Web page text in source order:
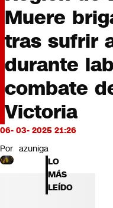
Cultura
Servicios
Bits
CNN tiempo
Futuro 360
Opinión
Muere
tras sufrir
durante
combate
Victoria
06- 03- 2025 21:26
Por azuniga
LO
MÁS
LEÍDO